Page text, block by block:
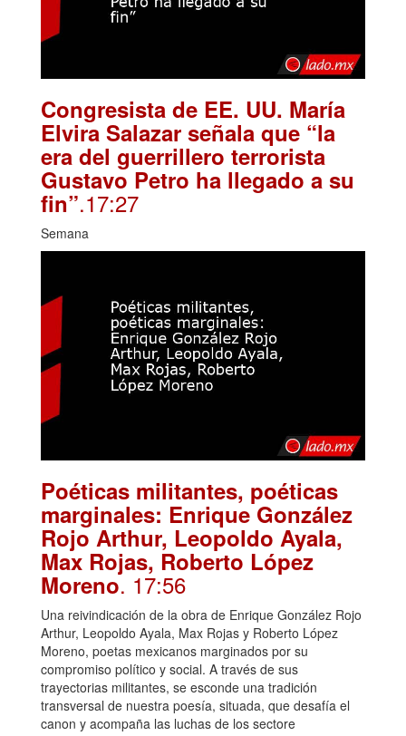
Congresista de EE. UU. María
Elvira Salazar señala que “la
era del guerrillero terrorista
Gustavo Petro ha llegado a su
fin”.17:27
Semana
Poéticas militantes, poéticas
marginales: Enrique González
Rojo Arthur, Leopoldo Ayala,
Max Rojas, Roberto López
Moreno. 17:56
Una reivindicación de la obra de Enrique González Rojo
Arthur, Leopoldo Ayala, Max Rojas y Roberto López
Moreno, poetas mexicanos marginados por su
compromiso político y social. A través de sus
trayectorias militantes, se esconde una tradición
transversal de nuestra poesía, situada, que desafía el
canon y acompaña las luchas de los sectore